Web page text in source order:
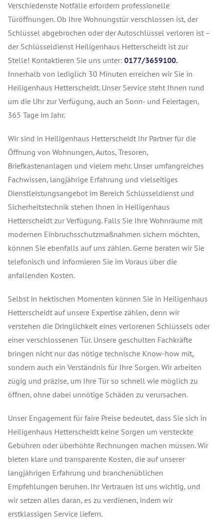
Verschiedenste Notfälle erfordern professionelle
Türöffnungen. Ob Ihre Wohnungstür verschlossen ist, der
Schlüssel abgebrochen oder der Autoschlüssel verloren ist –
der Schlüsseldienst Heiligenhaus Hetterscheidt ist zur
Stelle! Kontaktieren Sie uns unter: 0177/3659100.
Innerhalb von lediglich 30 Minuten erreichen wir Sie in
Heiligenhaus Hetterscheidt. Unser Service steht Ihnen rund
um die Uhr zur Verfügung, auch an Sonn- und Feiertagen,
365 Tage im Jahr.
Wir sind in Heiligenhaus Hetterscheidt Ihr Partner für die
Öffnung von Wohnungen, Autos, Tresoren,
Briefkastenanlagen und vielem mehr. Unser umfangreiches
Fachwissen, langjährige Erfahrung und vielseitiges
Dienstleistungsangebot im Bereich Schlüsseldienst und
Sicherheitstechnik stehen Ihnen in Heiligenhaus
Hetterscheidt zur Verfügung. Falls Sie Ihre Wohnräume mit
modernen Einbruchsschutzmaßnahmen sichern möchten,
können Sie ebenfalls auf uns zählen. Gerne beraten wir Sie
telefonisch und informieren Sie im Voraus über die
anfallenden Kosten.
Selbst in hektischen Momenten können Sie in Heiligenhaus
Hetterscheidt auf unsere Expertise zählen, denn wir
verstehen die Dringlichkeit eines verlorenen Schlüssels oder
einer verschlossenen Tür. Unsere geschulten Fachkräfte
bringen nicht nur das nötige technische Know-how mit,
sondern auch ein Verständnis für Ihre Sorgen. Wir arbeiten
zügig und präzise, um Ihre Tür so schnell wie möglich zu
öffnen, ohne dabei unnötige Schäden zu verursachen.
Unser Engagement für faire Preise bedeutet, dass Sie sich in
Heiligenhaus Hetterscheidt keine Sorgen um versteckte
Gebühren oder überhöhte Rechnungen machen müssen. Wir
bieten klare und transparente Kosten, die auf unserer
langjährigen Erfahrung und branchenüblichen
Empfehlungen beruhen. Ihr Vertrauen ist uns wichtig, und
wir setzen alles daran, es zu verdienen, indem wir
erstklassigen Service liefern.